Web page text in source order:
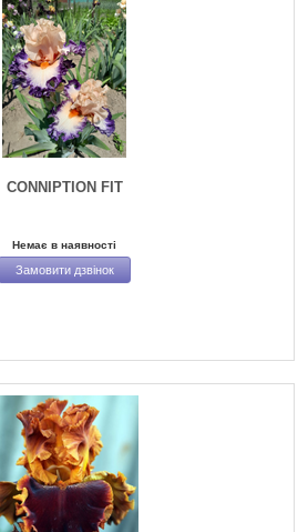
CONNIPTION FIT
Немає в наявності
Замовити дзвінок